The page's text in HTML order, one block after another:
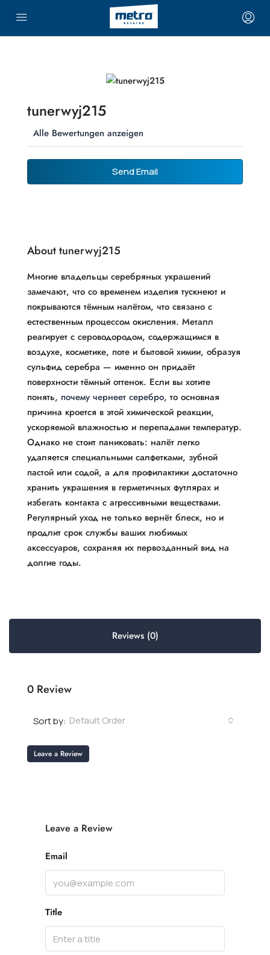
tunerwyj215
Alle Bewertungen anzeigen
Send Email
About tunerwyj215
Многие владельцы серебряных украшений
замечают, что со временем изделия тускнеют и
покрываются тёмным налётом, что связано с
естественным процессом окисления. Металл
реагирует с сероводородом, содержащимся в
воздухе, косметике, поте и бытовой химии, образуя
сульфид серебра — именно он придаёт
поверхности тёмный оттенок. Если вы хотите
понять, почему чернеет серебро, то основная
причина кроется в этой химической реакции,
ускоряемой влажностью и перепадами температур.
Однако не стоит паниковать: налёт легко
удаляется специальными салфетками, зубной
пастой или содой, а для профилактики достаточно
хранить украшения в герметичных футлярах и
избегать контакта с агрессивными веществами.
Регулярный уход не только вернёт блеск, но и
продлит срок службы ваших любимых
аксессуаров, сохраняя их первозданный вид на
долгие годы.
Reviews (0)
0 Review
Sort by: Default Order
Leave a Review
Leave a Review
Email
Title